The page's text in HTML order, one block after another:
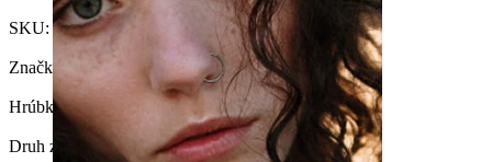
SKU:Belly-543
Značka: Bodymod Trend
Hrúbka závitu:
Druh zámku: Pánt